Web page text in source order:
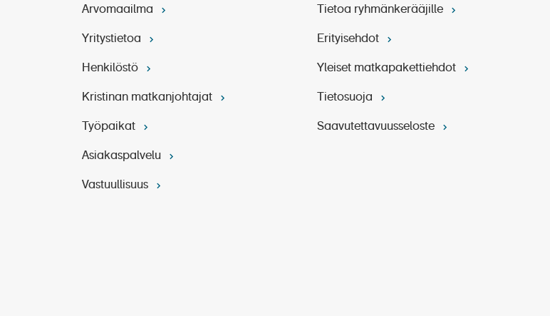
Arvomaailma
Yritystietoa
Henkilöstö
Kristinan matkanjohtajat
Työpaikat
Asiakaspalvelu
Vastuullisuus
Tietoa ryhmänkerääjille
Erityisehdot
Yleiset matkapakettiehdot
Tietosuoja
Saavutettavuusseloste